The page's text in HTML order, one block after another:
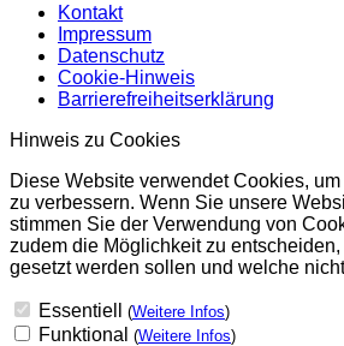
Kontakt
Impressum
Datenschutz
Cookie-Hinweis
Barrierefreiheitserklärung
Hinweis zu Cookies
Diese Website verwendet Cookies,
zu verbessern. Wenn Sie unsere
stimmen Sie der Verwendung von
zudem die Möglichkeit zu
gesetzt werden sollen und welche
Essentiell (Weitere Infos)
Funktional (Weitere Infos)